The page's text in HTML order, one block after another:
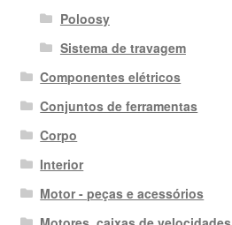
Poloosy
Sistema de travagem
Componentes elétricos
Conjuntos de ferramentas
Corpo
Interior
Motor - peças e acessórios